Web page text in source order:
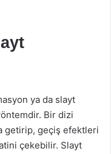
ya da slayt
Bir dizi
getirip, geçiş efektleri
çekebilir. Slayt